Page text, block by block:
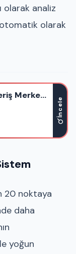
olarak analiz
olarak
Merkezi
İncele
20 noktaya
daha
yoğun